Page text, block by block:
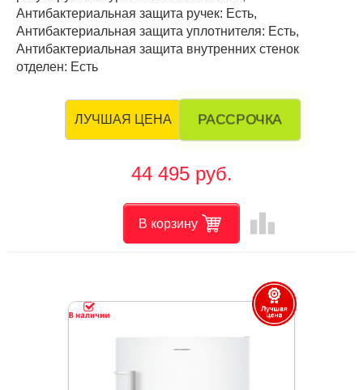
Антибактериальная защита ручек: Есть,
Антибактериальная защита уплотнителя: Есть,
Антибактериальная защита внутренних стенок
отделен: Есть
ЛУЧШАЯ ЦЕНА РАССРОЧКА
44 495 руб.
В корзину leaderboard